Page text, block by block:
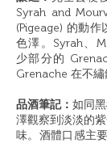
Syrah and
(Pigeage) 的動
色澤。Syrah、
少部分的
Grenache 在不繡
品酒筆記： 如同
澤觀察到淡淡的
味。酒體口感主